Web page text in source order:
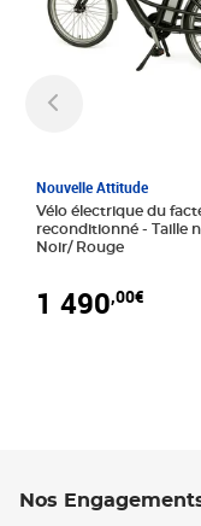
Nouvelle Attitude
Vélo électrique du
reconditionné - Taille normale -
Noir/ Rouge
1 490,00€
Nos